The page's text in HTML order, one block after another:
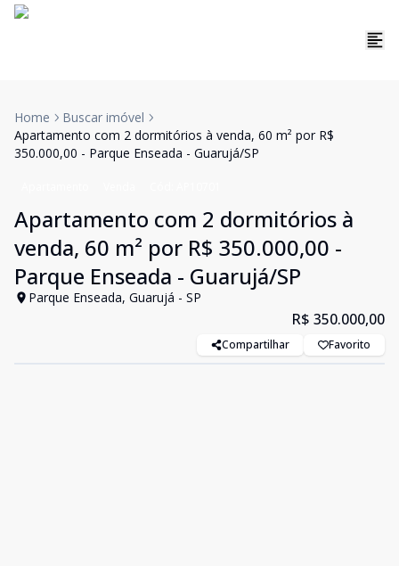
Home
Buscar imóvel
Apartamento com 2 dormitórios à venda, 60 m² por R$
350.000,00 - Parque Enseada - Guarujá/SP
Apartamento com 2 dormitórios à
venda, 60 m² por R$ 350.000,00 -
Parque Enseada - Guarujá/SP
Parque Enseada, Guarujá - SP
R$ 350.000,00
Compartilhar Favorito